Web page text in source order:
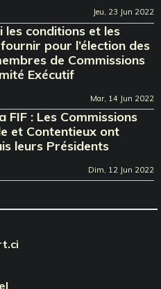
Jeu, 23 Jun 2022
les conditions et les
pour l’élection des
de Commissions
Exécutif
Mar, 14 Jun 2022
FIF : Les Commissions
et Contentieux ont
leurs Présidents
Dim, 12 Jun 2022